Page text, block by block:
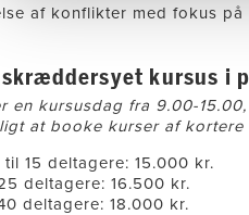
af konflikter med fokus
kursus i
en kursusdag fra 9.00-
at booke kurser af
15 deltagere: 15.000 kr.
deltagere: 16.500 kr.
deltagere: 18.000 kr.